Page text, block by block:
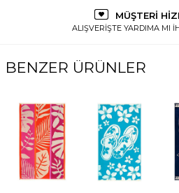
MÜŞTERİ
ALIŞVERİŞTE YARDIMA MI
BENZER ÜRÜNLER